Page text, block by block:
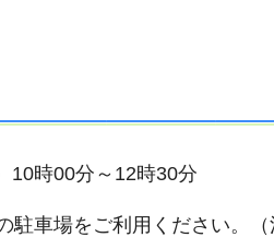
10時00分～12時30分
駐車場をご利用ください。